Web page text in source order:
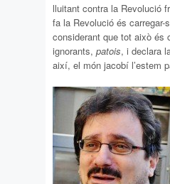
lluitant contra la Revolució
fa la Revolució és
considerant que tot això és
ignorants, patois, i declara
així, el món jacobí l’estem